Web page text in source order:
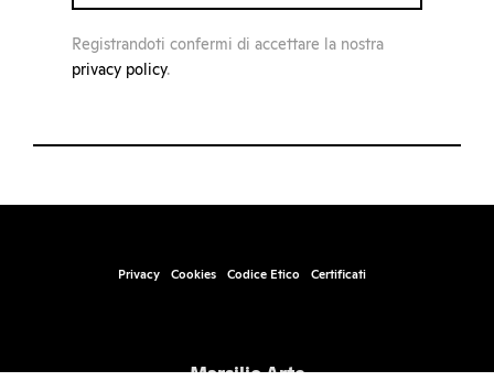
Registrandoti confermi di accettare la nostra
privacy policy.
Privacy Cookies Codice Etico Certificati
Marsilio Arte